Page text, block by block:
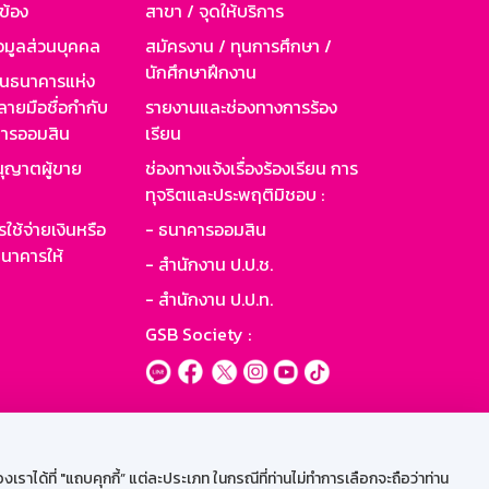
ได้ที่ "แถบคุกกี้” แต่ละประเภท ในกรณีที่ท่านไม่ทำการเลือกจะถือว่าท่าน
อง
มูลส่วนบุคคล
นาคารแห่ง
ายมือชื่อกำกับ
รออมสิน
ญาตผู้ขาย
ช้จ่ายเงินหรือ
คารให้
สาขา / จุดให้บริการ
สมัครงาน / ทุนการศึกษา /
นักศึกษาฝึกงาน
รายงานและช่องทางการร้อง
เรียน
ช่องทางแจ้งเรื่องร้องเรียน การ
ทุจริตและประพฤติมิชอบ :
- ธนาคารออมสิน
- สำนักงาน ป.ป.ช.
- สำนักงาน ป.ป.ท.
GSB Society :